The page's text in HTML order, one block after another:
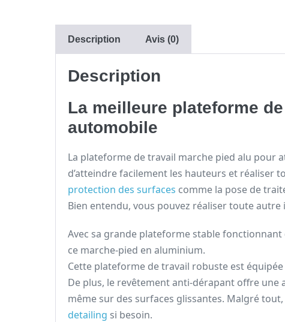
Description Avis (0)
Description
La meilleure plateforme
automobile
La plateforme de travail marche pied alu pour
d’atteindre facilement les hauteurs et réaliser
protection des surfaces comme la pose de
Bien entendu, vous pouvez réaliser toute
Avec sa grande plateforme stable
ce marche-pied en aluminium.
Cette plateforme de travail robuste est
De plus, le revêtement anti-dérapant offre
même sur des surfaces glissantes. Malgré
detailing si besoin.